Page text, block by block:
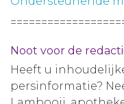
Noot voor de
Heeft u
persinformatie?